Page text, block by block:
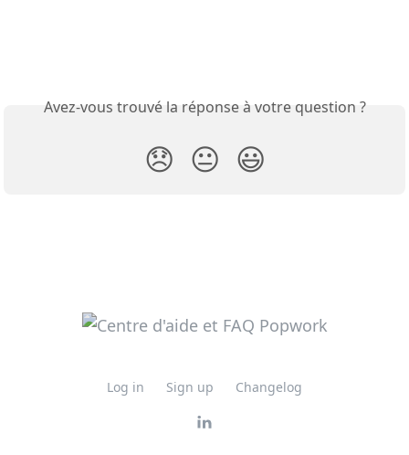
Avez-vous trouvé la réponse à votre question ?
😞 😐 😃
Log in Sign up Changelog